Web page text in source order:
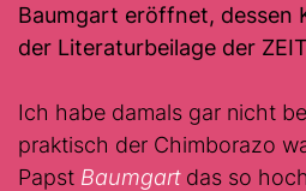
Baumgart eröffnet, dessen
der Literaturbeilage der ZEIT
Ich habe damals gar nicht
praktisch der Chimborazo
Papst Baumgartdas so